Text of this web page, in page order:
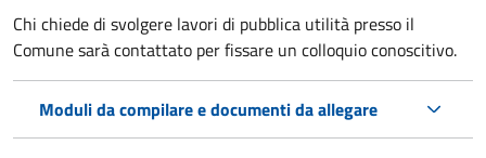
Chi chiede di svolgere lavori di pubblica utilità presso il
Comune sarà contattato per fissare un colloquio conoscitivo.
Moduli da compilare e documenti da allegare